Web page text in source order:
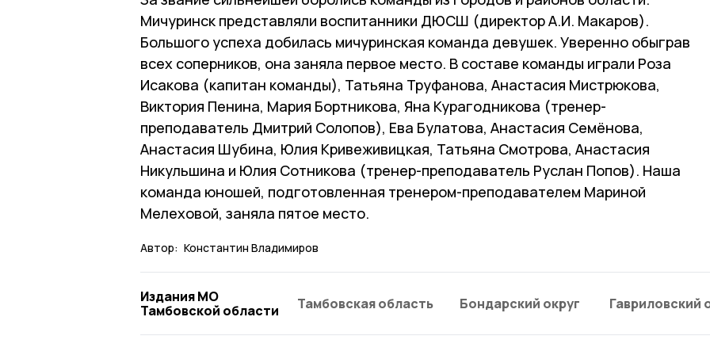
Мичуринск представляли воспитанники ДЮСШ (директор А.И. Макаров).
Большого успеха добилась мичуринская команда девушек. Уверенно обыграв
всех соперников, она заняла первое место. В составе команды играли Роза
Исакова (капитан команды), Татьяна Труфанова, Анастасия Мистрюкова,
Виктория Пенина, Мария Бортникова, Яна Курагодникова (тренер-
преподаватель Дмитрий Солопов), Ева Булатова, Анастасия Семёнова,
Анастасия Шубина, Юлия Кривеживицкая, Татьяна Смотрова, Анастасия
Никульшина и Юлия Сотникова (тренер-преподаватель Руслан Попов). Наша
команда юношей, подготовленная тренером-преподавателем Мариной
Мелеховой, заняла пятое место.
Автор: Константин Владимиров
Издания МО
Тамбовской области
Тамбовская область Бондарский округ Гавриловский